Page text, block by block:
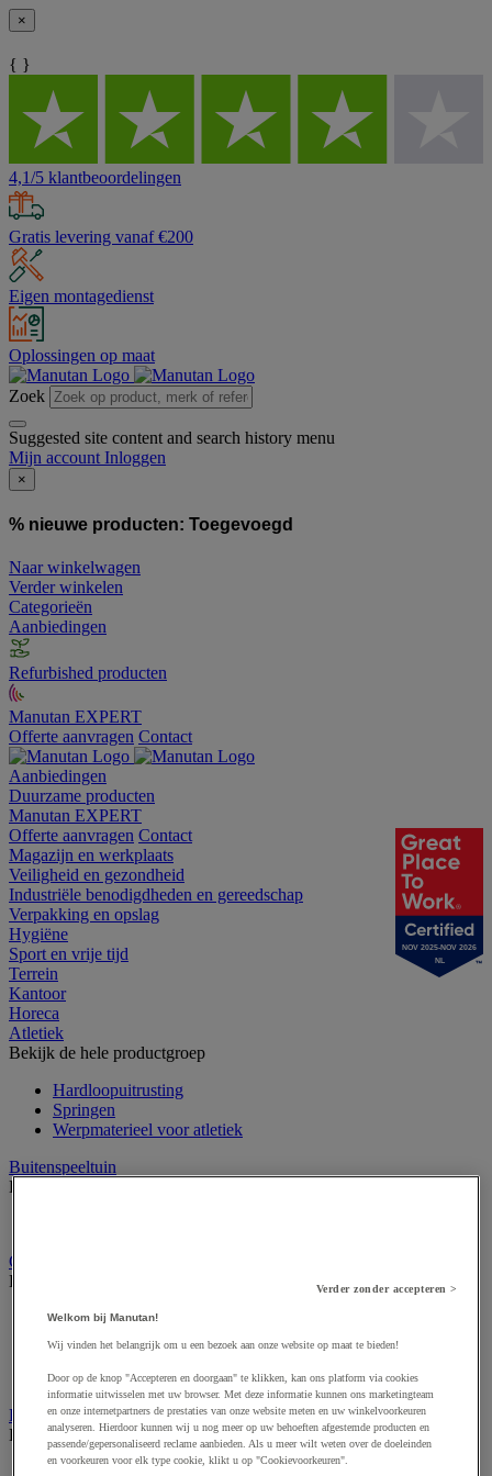
×
{ }
4,1/5 klantbeoordelingen
Gratis levering vanaf €200
Eigen montagedienst
Oplossingen op maat
Zoek
Suggested site content and search history menu
Mijn account Inloggen
×
% nieuwe producten: Toegevoegd
Naar winkelwagen
Verder winkelen
Categorieën
Aanbiedingen
Refurbished producten
Manutan EXPERT
Offerte aanvragen Contact
Aanbiedingen
Duurzame producten
Manutan EXPERT
Offerte aanvragen Contact
Magazijn en werkplaats
Veiligheid en gezondheid
Industriële benodigdheden en gereedschap
Verpakking en opslag
Hygiëne
Sport en vrije tijd
Terrein
Kantoor
Horeca
Atletiek
Bekijk de hele productgroep
Hardloopuitrusting
Springen
Werpmaterieel voor atletiek
Buitenspeeltuin
Bekijk de hele productgroep
Gymnastiek en artistieke sport
Bekijk de hele productgroep
Circuskunst
Gymuitrusting
Turntoestel
Krachttraining en fitness
Bekijk de hele productgroep
Fitnessapparaat
NOV 2025-NOV 2026
NL
Verder zonder accepteren >
Welkom bij Manutan!
Wij vinden het belangrijk om u een bezoek aan onze website op maat te bieden!
Door op de knop "Accepteren en doorgaan" te klikken, kan ons platform via cookies
informatie uitwisselen met uw browser. Met deze informatie kunnen ons marketingteam
en onze internetpartners de prestaties van onze website meten en uw winkelvoorkeuren
analyseren. Hierdoor kunnen wij u nog meer op uw behoeften afgestemde producten en
passende/gepersonaliseerd reclame aanbieden. Als u meer wilt weten over de doeleinden
en voorkeuren voor elk type cookie, klikt u op "Cookievoorkeuren".